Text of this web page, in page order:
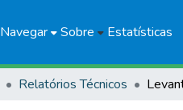
Navegar Sobre Estatísticas
Relatórios Técnicos